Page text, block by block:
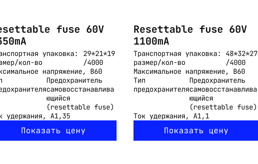
fuse 60V
упаковка:
кол-во
29*21*19
/4000
напряжение, В60
Предохранитель
самовосстанавлива
ющийся
(resettable fuse)
удержания, А1,35
Показать цену
Resettable fuse 60V
1100mA
Транспортная упаковка:
размер/кол-во
48*32*27
/4000
Максимальное напряжение, В60
Тип
предохранителя
Предохранитель
самовосстанавлива
ющийся
(resettable fuse)
Ток удержания, А1,1
Показать цену